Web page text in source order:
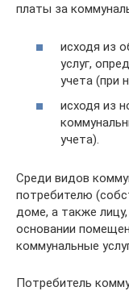
платы за
исходя из
услуг,
учета (при
исходя из
учета).
Среди видов
потребителю
доме, а также
основании
коммунальные
Потребитель